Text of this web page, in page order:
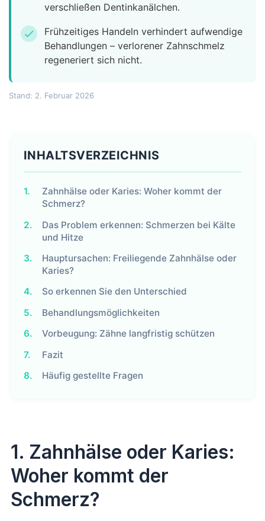
verschließen Dentinkanälchen.
check
Frühzeitiges Handeln verhindert aufwendige
Behandlungen – verlorener Zahnschmelz
regeneriert sich nicht.
Stand: 2. Februar 2026
INHALTSVERZEICHNIS
1.
Zahnhälse oder Karies: Woher kommt der
Schmerz?
2.
Das Problem erkennen: Schmerzen bei Kälte
und Hitze
3.
Hauptursachen: Freiliegende Zahnhälse oder
Karies?
4.
So erkennen Sie den Unterschied
5.
Behandlungsmöglichkeiten
6.
Vorbeugung: Zähne langfristig schützen
7.
Fazit
8.
Häufig gestellte Fragen
1. Zahnhälse oder Karies:
Woher kommt der
Schmerz?